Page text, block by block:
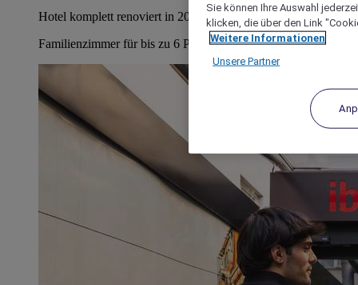
Hotel komplett renoviert in 2018 mit kostenlosem WIFI
Familienzimmer für bis zu 6 Personen (kontaktieren Sie uns)
Sie können Ihre Auswahl
klicken, die über den Link
Weitere Informationen
Unsere Partner